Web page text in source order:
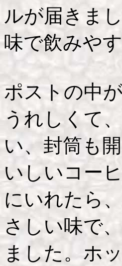
ルが届きま
味で飲みや
ポストの中
うれしくて
い、封筒も
いしいコー
にいれたら
さしい味で
ました。ホ